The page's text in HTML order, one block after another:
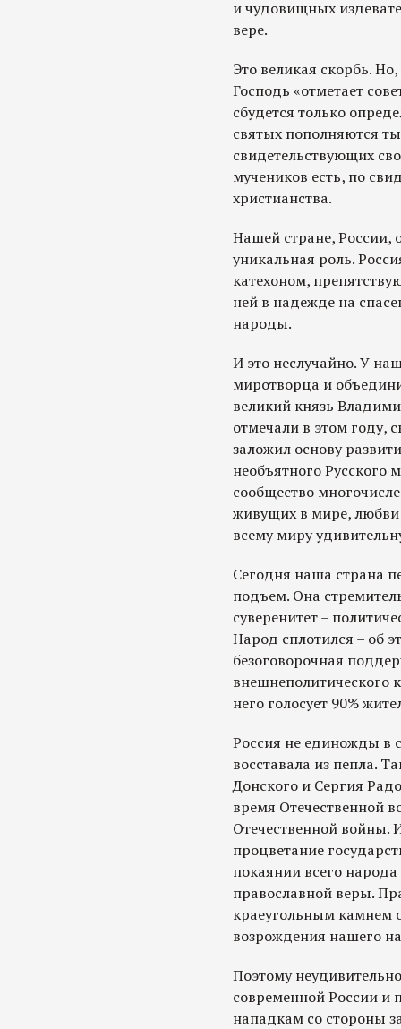
и чудовищных
вере.
Это великая скорбь.
Господь «отметает
сбудется только
святых пополняются
свидетельствующих
мучеников есть, по
христианства.
Нашей стране, России,
уникальная роль.
катехоном,
ней в надежде на
народы.
И это неслучайно. У
миротворца и
великий князь
отмечали в этом году,
заложил основу
необъятного Русского
сообщество
живущих в мире,
всему миру
Сегодня наша страна
подъем. Она
суверенитет –
Народ сплотился – об
безоговорочная
внешнеполитического
него голосует 90%
Россия не единожды в
восставала из пепла.
Донского и Сергия
время Отечественной
Отечественной войны.
процветание
покаянии всего
православной веры.
краеугольным камнем
возрождения нашего
Поэтому
современной России и
нападкам со стороны